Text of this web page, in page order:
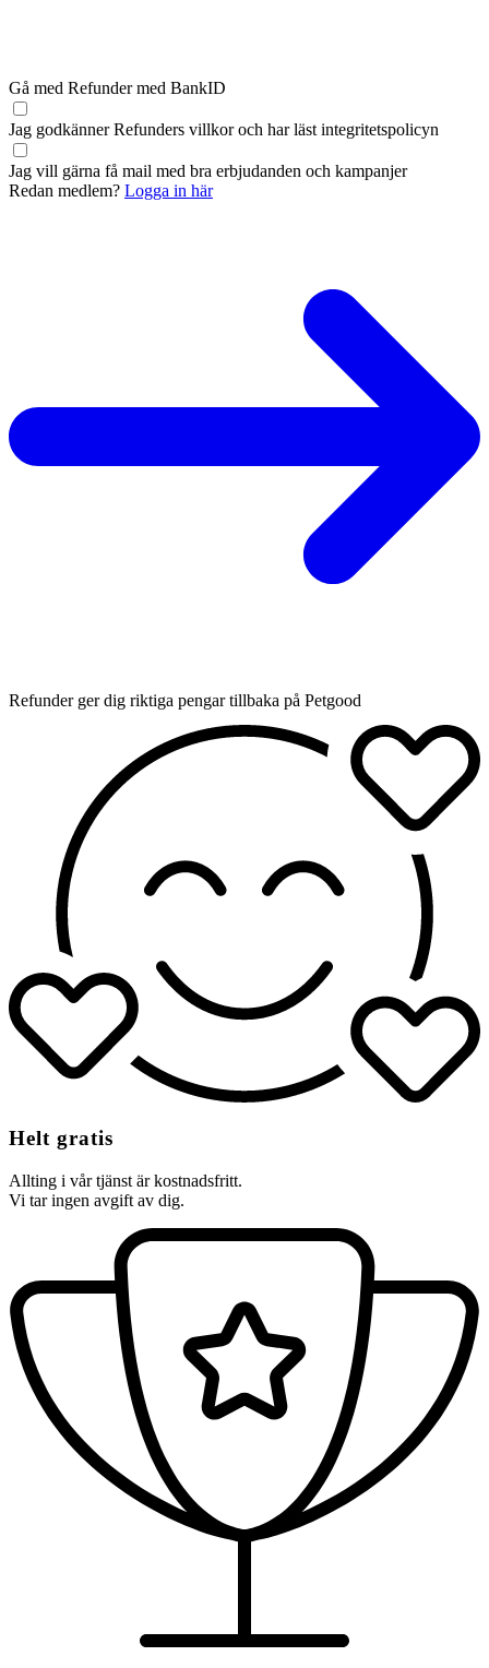
Gå med Refunder med BankID
Jag godkänner Refunders villkoroch har läst integritetspolicyn
Jag vill gärna få mail med bra erbjudanden och kampanjer
Redan medlem? Logga in här
Refunder ger dig riktiga pengar tillbaka på Petgood
Helt gratis
Allting i vår tjänst är kostnadsfritt.
Vi tar ingen avgift av dig.